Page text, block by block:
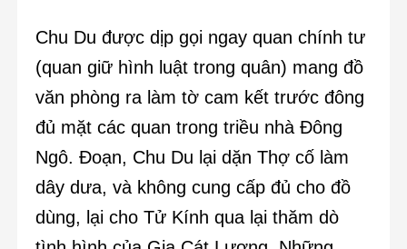
Chu Du được dịp gọi ngay quan chính tư
(quan giữ hình luật trong quân) mang đồ
văn phòng ra làm tờ cam kết trước đông
đủ mặt các quan trong triều nhà Đông
Ngô. Đoạn, Chu Du lại dặn Thợ cố làm
dây dưa, và không cung cấp đủ cho đồ
dùng, lại cho Tử Kính qua lại thăm dò